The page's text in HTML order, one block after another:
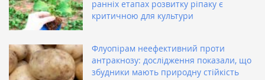
ранніх етапах розвитку ріпаку є
критичною для культури
Флуопірам неефективний проти
антракнозу: дослідження показали, що
збудники мають природну стійкість